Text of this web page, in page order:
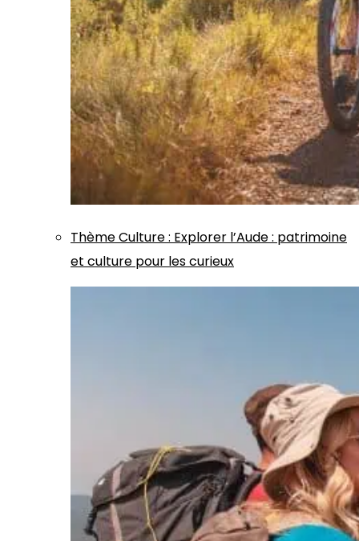
ThèmeCulture: Explorer l’Aude : patrimoine
et culture pour les curieux